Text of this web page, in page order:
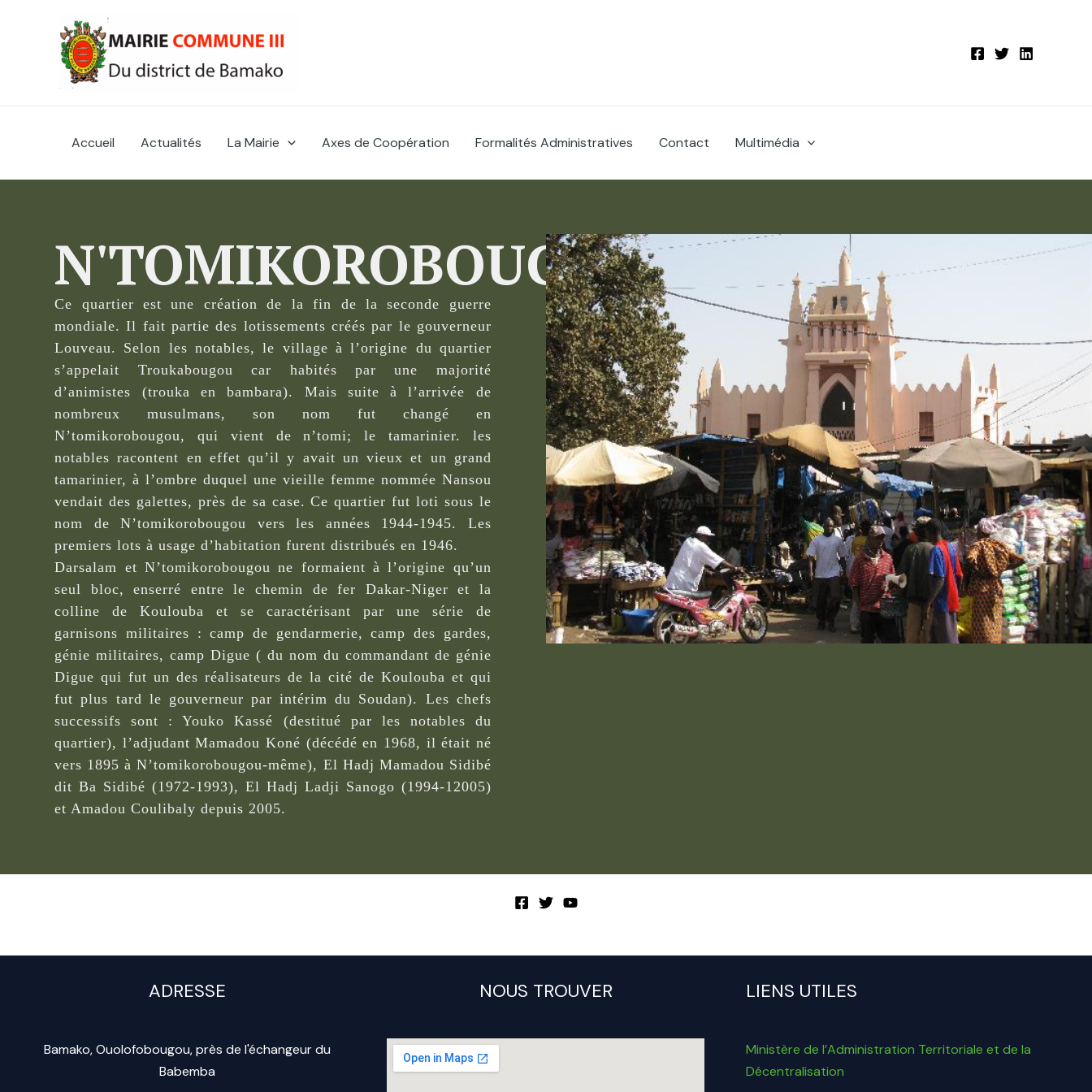
Accueil Actualités La Mairie Axes de Coopération Formalités Administratives Contact Multimédia
N'TOMIKOROBOUGOU
Ce quartier est une création de la fin de la seconde guerre
mondiale. Il fait partie des lotissements créés par le gouverneur
Louveau. Selon les notables, le village à l’origine du quartier
s’appelait Troukabougou car habités par une majorité
d’animistes (trouka en bambara). Mais suite à l’arrivée de
nombreux musulmans, son nom fut changé en
N’tomikorobougou, qui vient de n’tomi; le tamarinier. les
notables racontent en effet qu’il y avait un vieux et un grand
tamarinier, à l’ombre duquel une vieille femme nommée Nansou
vendait des galettes, près de sa case. Ce quartier fut loti sous le
nom de N’tomikorobougou vers les années 1944-1945. Les
premiers lots à usage d’habitation furent distribués en 1946.
Darsalam et N’tomikorobougou ne formaient à l’origine qu’un
seul bloc, enserré entre le chemin de fer Dakar-Niger et la
colline de Koulouba et se caractérisant par une série de
garnisons militaires : camp de gendarmerie, camp des gardes,
génie militaires, camp Digue ( du nom du commandant de génie
Digue qui fut un des réalisateurs de la cité de Koulouba et qui
fut plus tard le gouverneur par intérim du Soudan). Les chefs
successifs sont : Youko Kassé (destitué par les notables du
quartier), l’adjudant Mamadou Koné (décédé en 1968, il était né
vers 1895 à N’tomikorobougou-même), El Hadj Mamadou Sidibé
dit Ba Sidibé (1972-1993), El Hadj Ladji Sanogo (1994-12005)
et Amadou Coulibaly depuis 2005.
ADRESSE
Bamako, Ouolofobougou, près de l'échangeur du
Babemba
NOUS TROUVER LIENS UTILES
Ministère de l’Administration Territoriale et de la
Décentralisation